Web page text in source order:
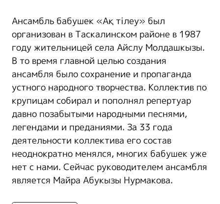
Ансамбль бабушек «Ақ тілеу» был
организован в Таскалинском районе в 1987
году жительницей села Айслу Молдашкызы.
В то время главной целью создания
ансамбля было сохранение и пропаганда
устного народного творчества. Коллектив по
крупицам собирал и пополнял репертуар
давно позабытыми народными песнями,
легендами и преданиями. За 33 года
деятельности коллектива его состав
неоднократно менялся, многих бабушек уже
нет с нами. Сейчас руководителем ансамбля
является Майра Абукызы Нурмакова.